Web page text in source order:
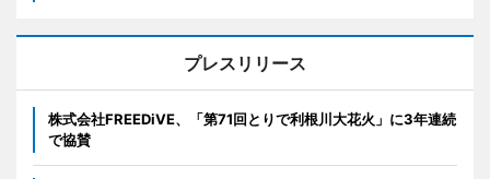
プレスリリース
株式会社FREEDiVE、「第71回とりで利根川大花火」に3年連続
で協賛